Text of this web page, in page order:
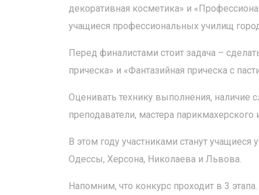
декоративная косметика» и
учащиеся профессиональных училищ
Перед финалистами стоит задача –
прическа» и «Фантазийная прическа с
Оценивать технику выполнения, наличие
преподаватели, мастера
В этом году участниками станут
Одессы, Херсона, Николаева и Львова.
Напомним, что конкурс проходит в 3